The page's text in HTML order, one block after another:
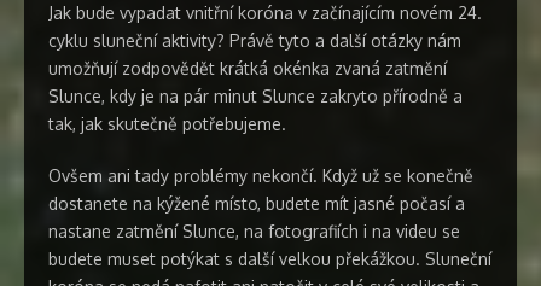
Jak bude vypadat vnitřní koróna v začínajícím novém 24.
cyklu sluneční aktivity? Právě tyto a další otázky nám
umožňují zodpovědět krátká okénka zvaná zatmění
Slunce, kdy je na pár minut Slunce zakryto přírodně a
tak, jak skutečně potřebujeme.
Ovšem ani tady problémy nekončí. Když už se konečně
dostanete na kýžené místo, budete mít jasné počasí a
nastane zatmění Slunce, na fotografiích i na videu se
budete muset potýkat s další velkou překážkou. Sluneční